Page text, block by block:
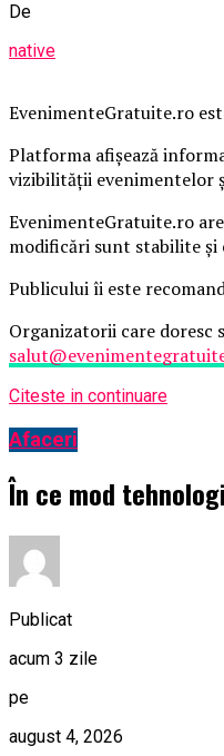
De
native
EvenimenteGratuite.ro
Platforma afișează
vizibilității evenimentelor
EvenimenteGratuite.ro
modificări sunt stabilite și
Publicului îi este
Organizatorii care doresc
Citeste in continuare
Afaceri
În ce mod
Publicat
acum 3 zile
pe
august 4, 2026